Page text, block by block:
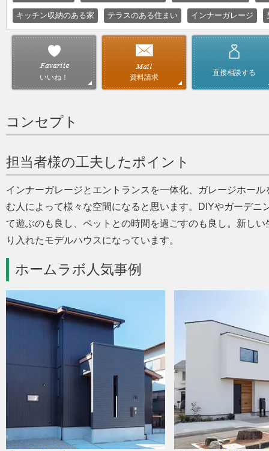
キッチン収納のある家 テラスのある住まい インナーガレージ
いいね！ 資料請求
直接相談する
コンセプト
担当者様の工夫したポイント
インナーガレージとエントランスを一体化、ガレージホー
む人によって様々な空間になると思います。DIYやガーデ
て遊ぶのも良し、ペットとの時間を過ごすのも良し。新し
り入れたモデルハウスになっています。
ホームラボ人気事例